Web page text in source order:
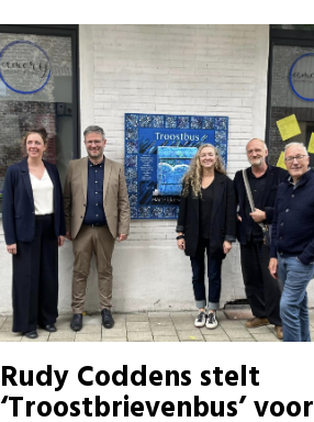
Rudy Coddens stelt
‘Troostbrievenbus’ voor